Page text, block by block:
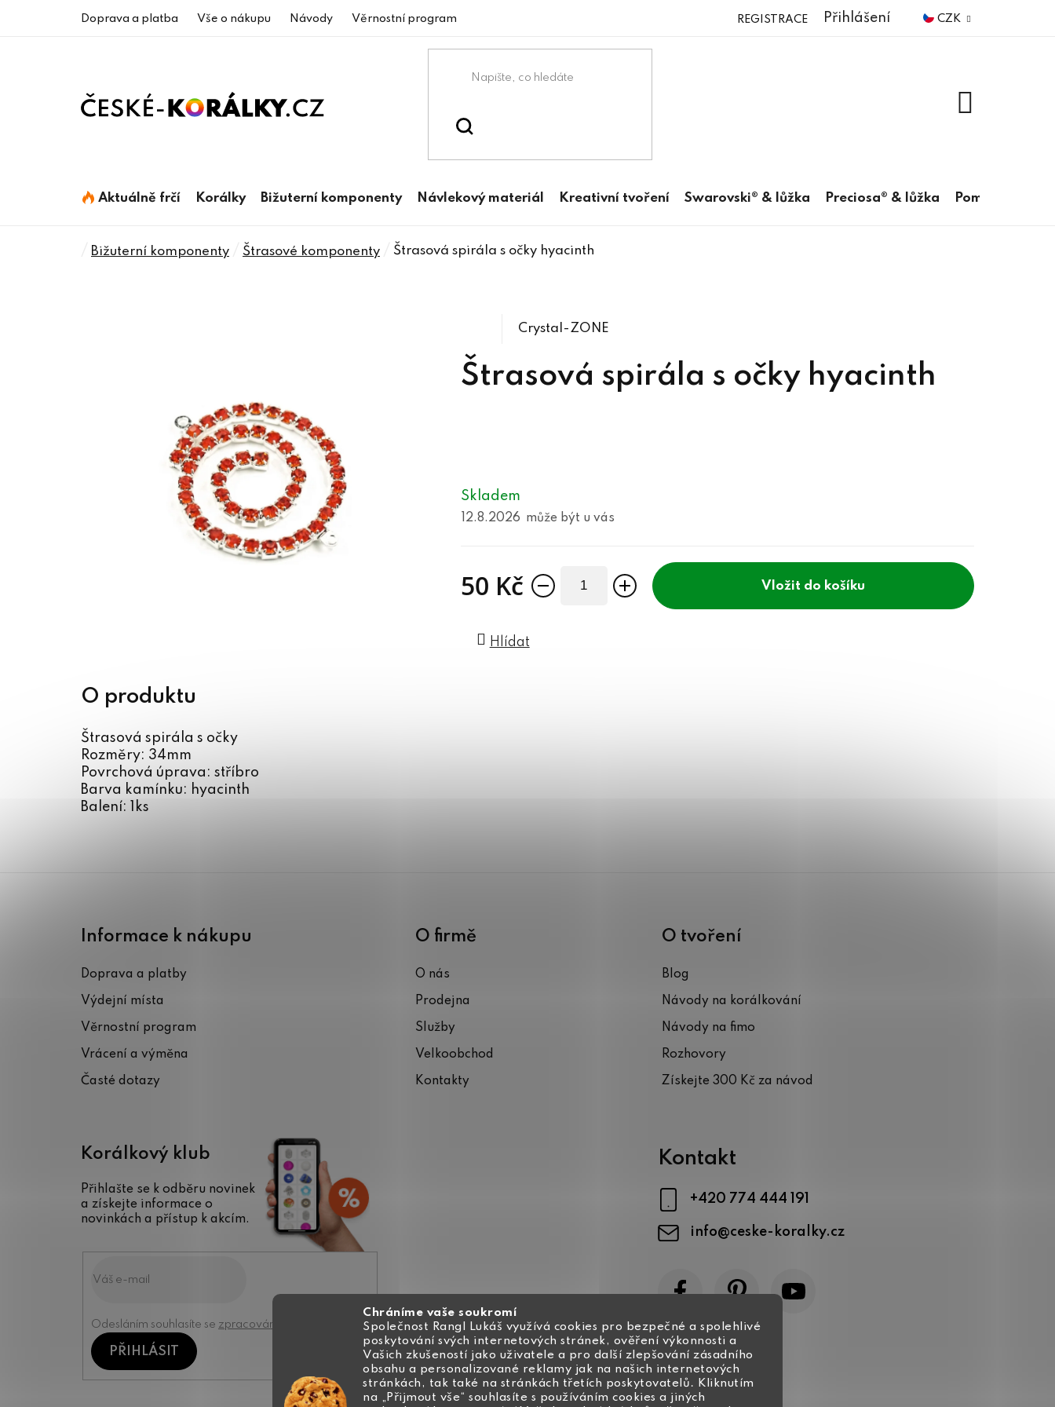
Chráníme vaše soukromí
Společnost Rangl Lukáš využívá cookies pro bezpečné a spolehlivé
poskytování svých internetových stránek, ověření výkonnosti a
Vašich zkušeností jako uživatele a pro další zlepšování zásadního
obsahu a personalizované reklamy jak na našich internetových
stránkách, tak také na stránkách třetích poskytovatelů. Kliknutím
na „Přijmout vše“ souhlasíte s používáním cookies a jiných
Doprava a platba Vše o nákupu Návody Věrnostní program CZK
Přihlášení
REGISTRACE
Aktuálně frčí Korálky Bižuterní komponenty Návlekový materiál Kreativní tvoření Swarovski® & lůžka Preciosa® & lůžka Pomůcky
Domů
Bižuterní komponenty Štrasové komponenty Štrasová spirála s očky hyacinth
Štrasová spirála s očky hyacinth
Crystal-ZONE
Skladem
12.8.2026
50 Kč do košíku
Hlídat
Štrasová spirála s očky
Rozměry: 34mm
Povrchová úprava: stříbro
Barva kamínku: hyacinth
Balení: 1ks
Informace k nákupu
Doprava a platby
Výdejní místa
Věrnostní program
Vrácení a výměna
Časté dotazy
O firmě
O nás
Prodejna
Služby
Velkoobchod
Kontakty
O tvoření
Blog
Návody na korálkování
Návody na fimo
Rozhovory
Získejte 300 Kč za návod
Korálkový klub
Přihlašte se k odběru novinek
a získejte informace o
novinkách a přístup k akcím.
Odesláním souhlasíte se zpracováním osobních údajů
PŘIHLÁSIT
Kontakt
info@ceske-koralky.cz
+420 774 444 191